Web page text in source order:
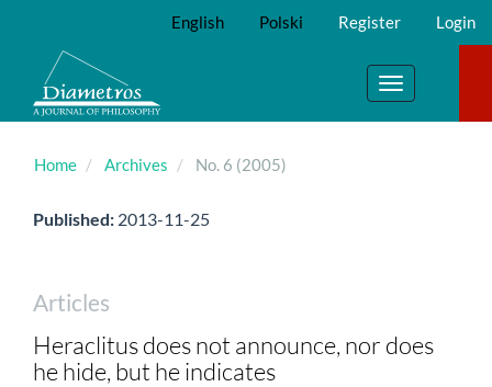
Main
Content
Sidebar
English Polski Register Login
Toggle
navigation
Home Archives No. 6 (2005)
Published: 2013-11-25
Articles
Heraclitus does not announce, nor does
he hide, but he indicates